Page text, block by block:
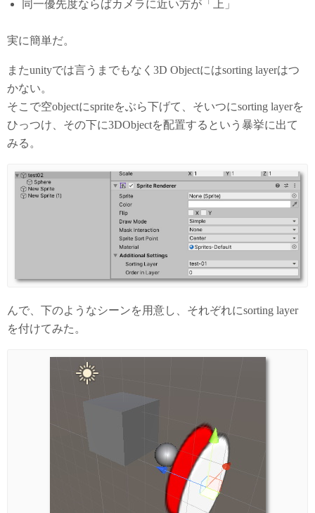
同一優先度ならばカメラに近い方が「上」
実に簡単だ。
またunityでは言うまでもなく3D Objectにはsorting layerはつ
かない。
そこで空objectにspriteをぶら下げて、そいつにsorting layerを
ひっつけ、その下に3DObjectを配置するという暴挙に出て
みる。
んで、下のようなシーンを用意し、それぞれにsorting layer
を付けてみた。